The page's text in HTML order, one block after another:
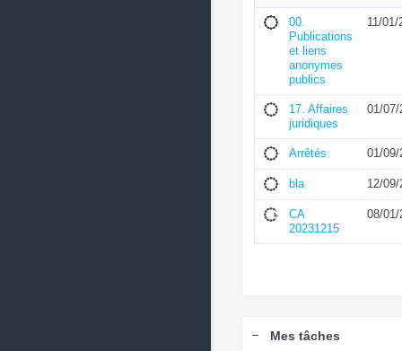
00.
Publications
et liens
anonymes
publics
11/01/
17. Affaires
juridiques
01/07/
Arrêtés 01/09/
bla 12/09/
CA
20231215
08/01/
Mes tâches